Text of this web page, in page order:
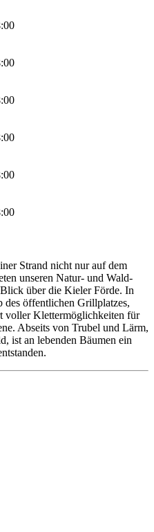
Strand nicht nur auf dem
unseren Natur- und Wald-
über die Kieler Förde. In
des öffentlichen Grillplatzes,
voller Klettermöglichkeiten für
Abseits von Trubel und Lärm,
ist an lebenden Bäumen ein